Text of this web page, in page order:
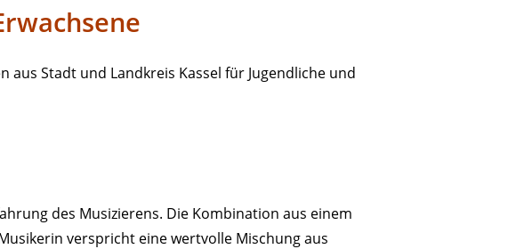
Stadt und Landkreis Kassel für Jugendliche und
des Musizierens. Die Kombination aus einem
verspricht eine wertvolle Mischung aus